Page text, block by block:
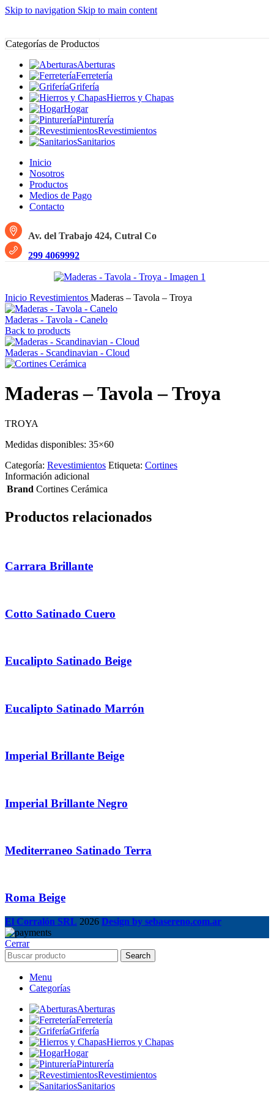
Skip to navigation Skip to main content
Categorías de Productos
Aberturas
Ferretería
Grifería
Hierros y Chapas
Hogar
Pinturería
Revestimientos
Sanitarios
Inicio
Nosotros
Productos
Medios de Pago
Contacto
Av. del Trabajo 424, Cutral Co
299 4069992
Inicio Revestimientos Maderas – Tavola – Troya
Maderas - Tavola - Canelo
Back to products
Maderas - Scandinavian - Cloud
Maderas – Tavola – Troya
TROYA
Medidas disponibles: 35×60
Categoría: Revestimientos Etiqueta: Cortines
Información adicional
Brand Cortines Cerámica
Productos relacionados
Carrara Brillante
Cotto Satinado Cuero
Eucalipto Satinado Beige
Eucalipto Satinado Marrón
Imperial Brillante Beige
Imperial Brillante Negro
Mediterraneo Satinado Terra
Roma Beige
El Corralón SRL 2026 Design by sebasereno.com.ar
Cerrar
Search
Menu
Categorías
Aberturas
Ferretería
Grifería
Hierros y Chapas
Hogar
Pinturería
Revestimientos
Sanitarios